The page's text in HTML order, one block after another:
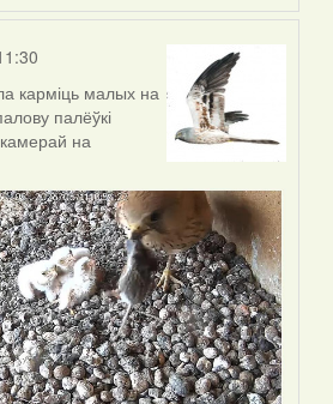
карміць малых на
палёўкі
на